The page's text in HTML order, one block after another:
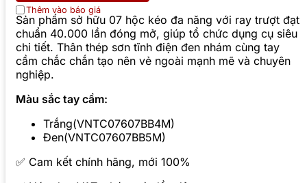
Thêm vào báo giá
Sản phẩm sở hữu 07 hộc kéo đa năng với ray trượt đạt
chuẩn 40.000 lần đóng mở, giúp tổ chức dụng cụ siêu
chi tiết. Thân thép sơn tĩnh điện đen nhám cùng tay
cầm chắc chắn tạo nên vẻ ngoài mạnh mẽ và chuyên
nghiệp.
Màu sắc tay cầm:
Trắng(VNTC07607BB4M)
Đen(VNTC07607BB5M)
✅ Cam kết chính hãng, mới 100%